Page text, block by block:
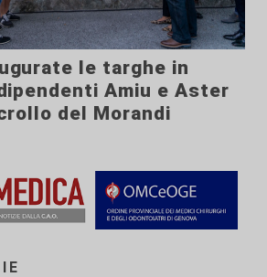
le targhe in
Amiu e Aster
del Morandi